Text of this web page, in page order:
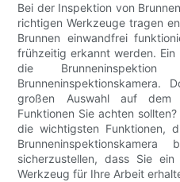
Bei der Inspektion von
richtigen Werkzeuge tragen
Brunnen einwandfrei
frühzeitig erkannt werden.
die
großen Auswahl auf
Funktionen Sie achten
die wichtigsten Funktionen,
sicherzustellen, dass Sie
Werkzeug für Ihre Arbeit